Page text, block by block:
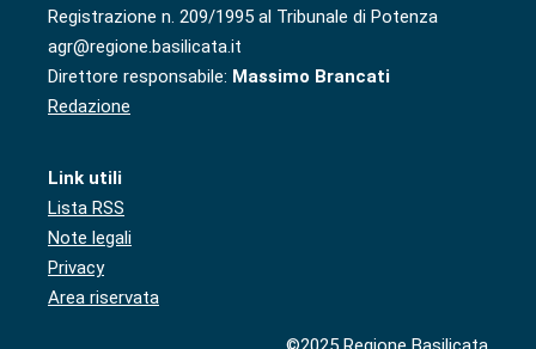
Registrazione n. 209/1995 al Tribunale di Potenza
agr@regione.basilicata.it
Direttore responsabile: Massimo Brancati
Redazione
Link utili
Lista RSS
Note legali
Privacy
Area riservata